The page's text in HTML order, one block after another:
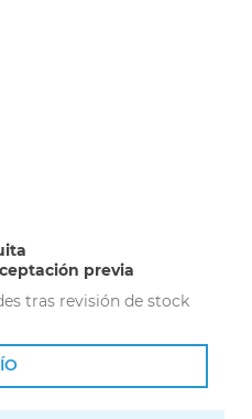
previa
tras revisión de stock